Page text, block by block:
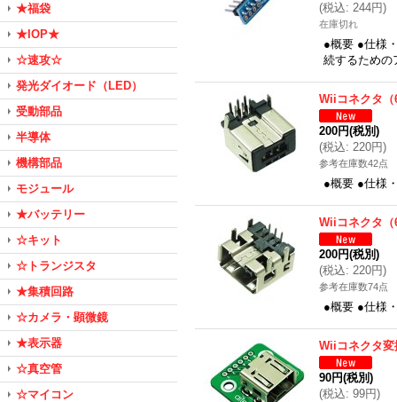
★福袋
★IOP★
☆速攻☆
発光ダイオード（LED）
受動部品
半導体
機構部品
モジュール
★バッテリー
☆キット
☆トランジスタ
★集積回路
☆カメラ・顕微鏡
★表示器
☆真空管
☆マイコン
(税込: 244円)
在庫切れ
●概要 ●仕様
続するための
Wiiコネクタ（
200円(税別)
(税込: 220円)
参考在庫数42点
●概要 ●仕様
Wiiコネクタ（
200円(税別)
(税込: 220円)
参考在庫数74点
●概要 ●仕様
Wiiコネクタ変
90円(税別)
(税込: 99円)